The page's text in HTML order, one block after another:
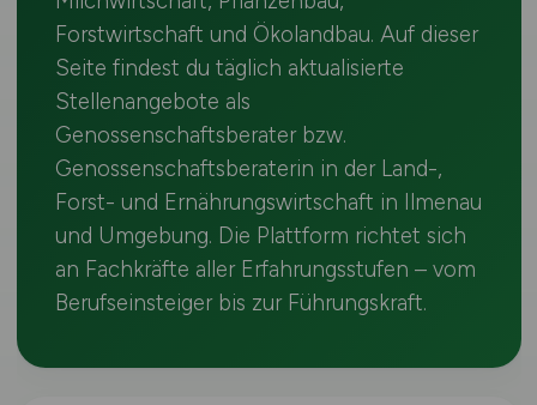
Forstwirtschaft und Ökolandbau. Auf dieser
Seite findest du täglich aktualisierte
Stellenangebote als
Genossenschaftsberater bzw.
Genossenschaftsberaterin in der Land-,
Forst- und Ernährungswirtschaft in Ilmenau
und Umgebung. Die Plattform richtet sich
an Fachkräfte aller Erfahrungsstufen – vom
Berufseinsteiger bis zur Führungskraft.